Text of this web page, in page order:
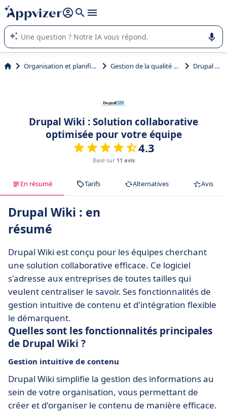
répondre (plusieurs lignes avec
L'IA de Appvizer vous guide dans l'utilisation ou la sélection de
logiciel SaaS en entreprise.
Organisation et planification Gestion de la qualité projet Drupal Wiki
Drupal Wiki : Solution collaborative
optimisée pour votre équipe
4.3
Basé sur 11 avis
En résumé Tarifs Alternatives Avis
Drupal Wiki : en
résumé
Drupal Wiki est conçu pour les équipes cherchant
une solution collaborative efficace. Ce logiciel
s'adresse aux entreprises de toutes tailles qui
veulent centraliser le savoir. Ses fonctionnalités de
gestion intuitive de contenu et d'intégration flexible
le démarquent.
Quelles sont les fonctionnalités principales
de Drupal Wiki ?
Gestion intuitive de contenu
Drupal Wiki simplifie la gestion des informations au
sein de votre organisation, vous permettant de
créer et d'organiser le contenu de manière efficace.